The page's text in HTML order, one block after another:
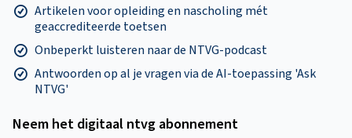
Artikelen voor opleiding en nascholing mét
geaccrediteerde toetsen
Onbeperkt luisteren naar de NTVG-podcast
Antwoorden op al je vragen via de AI-toepassing 'Ask
NTVG'
Neem het digitaal ntvg abonnement